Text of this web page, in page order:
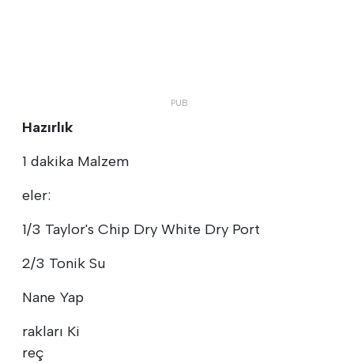
Hazırlık
1 dakika Malzem
eler:
1/3 Taylor's Chip Dry White Dry Port
2/3 Tonik Su
Nane Yap
rakları Ki
reç